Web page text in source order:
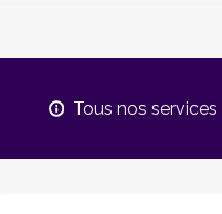
Tous nos